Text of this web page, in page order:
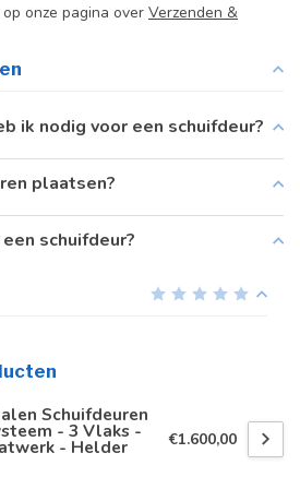
onze pagina over Verzenden &
ik nodig voor een schuifdeur?
plaatsen?
schuifdeur?
Schuifdeuren
- 3 Vlaks -
- Helder €1.600,00